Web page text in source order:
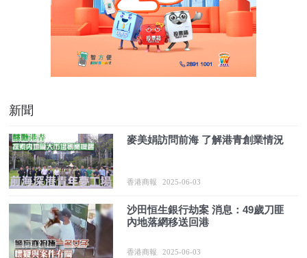
新聞
麥美娟訪問前海 了解港青創業情況
香港商報 2025-06-03
沙田恒生銀行劫案 消息：49歲刀匪
內地落網移送回港
香港商報 2025-06-03